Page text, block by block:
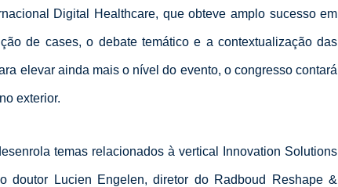
Digital Healthcare, que obteve amplo sucesso em
de cases, o debate temático e a contextualização das
elevar ainda mais o nível do evento, o congresso contará
exterior.
temas relacionados à vertical Innovation Solutions
doutor Lucien Engelen, diretor do Radboud Reshape &